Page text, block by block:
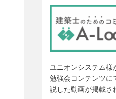
ユニオンシステム様
勉強会コンテンツに
説した動画が掲載さ